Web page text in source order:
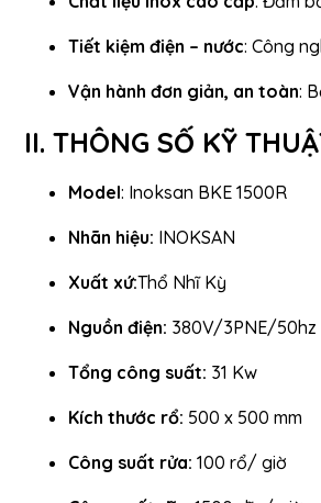
Tiết kiệm điện – nước: Công
Vận hành đơn giản, an toàn:
II. THÔNG SỐ KỸ
Model: Inoksan BKE 1500R
Nhãn hiệu: INOKSAN
Xuất xứ:Thổ Nhĩ Kỳ
Nguồn điện: 380V/3PNE/50hz
Tổng công suất: 31 Kw
Kích thước rổ: 500 x 500 mm
Công suất rửa: 100 rổ/ giờ